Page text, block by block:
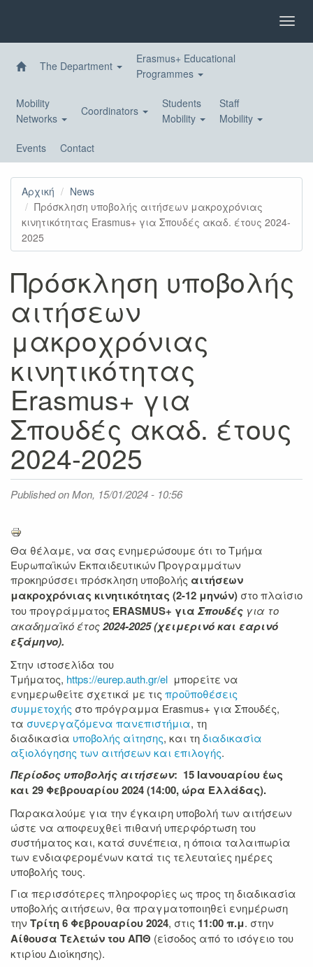
The Department
Erasmus+ Educational
Programmes
Mobility
Networks
Coordinators
Students
Mobility
Staff
Mobility
Events Contact
Αρχική
News
Πρόσκληση υποβολής αιτήσεων μακροχρόνιας
κινητικότητας Erasmus+ για Σπουδές ακαδ. έτους 2024-
2025
Πρόσκληση υποβολής
αιτήσεων
μακροχρόνιας
κινητικότητας
Erasmus+ για
Σπουδές ακαδ. έτους
2024-2025
Published onMon, 15/01/2024 - 10:56
Θα θέλαμε, να σας ενημερώσουμε ότι το Τμήμα
Ευρωπαϊκών Εκπαιδευτικών Προγραμμάτων
προκηρύσσει πρόσκληση υποβολής αιτήσεων
μακροχρόνιας κινητικότητας (2-12 μηνών) στο πλαίσιο
του προγράμματος ERASMUS+ για Σπουδές για το
ακαδημαϊκό έτος2024-2025 (χειμερινό και εαρινό
εξάμηνο).
Στην ιστοσελίδα του
Τμήματος, https://eurep.auth.gr/el μπορείτε να
ενημερωθείτε σχετικά με τις προϋποθέσεις
συμμετοχής στο πρόγραμμα Erasmus+ για Σπουδές,
τα συνεργαζόμενα πανεπιστήμια, τη
διαδικασία υποβολής αίτησης, και τηδιαδικασία
αξιολόγησης των αιτήσεων και επιλογής.
Περίοδος υποβολής αιτήσεων: 15 Ιανουαρίου έως
και 29 Φεβρουαρίου 2024 (14:00, ώρα Ελλάδας).
Παρακαλούμε για την έγκαιρη υποβολή των αιτήσεων
ώστε να αποφευχθεί πιθανή υπερφόρτωση του
συστήματος και, κατά συνέπεια, η όποια ταλαιπωρία
των ενδιαφερομένων κατά τις τελευταίες ημέρες
υποβολής τους.
Για περισσότερες πληροφορίες ως προς τη διαδικασία
υποβολής αιτήσεων, θα πραγματοποιηθεί ενημέρωση
την Τρίτη 6 Φεβρουαρίου 2024, στις 11:00 π.μ. στην
Αίθουσα Τελετών του ΑΠΘ (είσοδος από το ισόγειο του
κτιρίου Διοίκησης).